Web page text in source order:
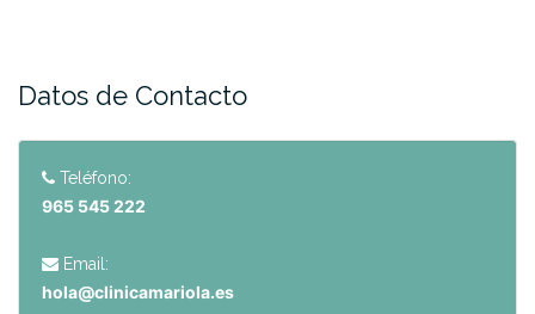
Datos de Contacto
Teléfono:
965 545 222
Email:
hola@clinicamariola.es